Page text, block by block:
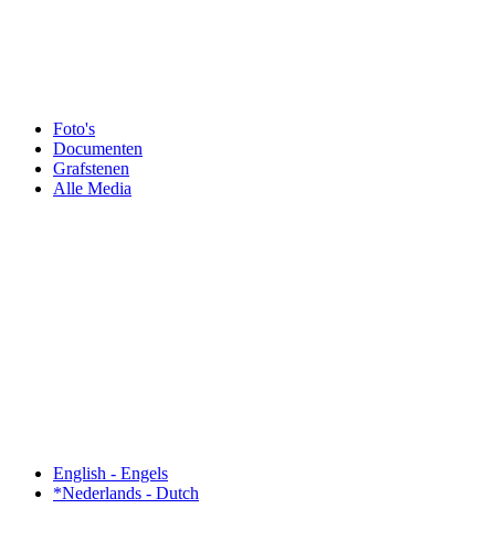
Foto's
Documenten
Grafstenen
Alle Media
English - Engels
*Nederlands - Dutch